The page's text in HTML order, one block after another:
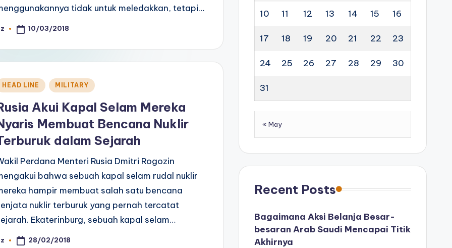
tidak untuk meledakkan, tetapi…
10/03/2018
HEAD LINE MILITARY
Akui Kapal Selam Mereka
Membuat Bencana Nuklir
dalam Sejarah
Perdana Menteri Rusia Dmitri Rogozin
bahwa sebuah kapal selam rudal nuklir
hampir membuat salah satu bencana
nuklir terburuk yang pernah tercatat
Ekaterinburg, sebuah kapal selam…
28/02/2018
10 11 12 13 14 15 16
17 18 19 20 21 22 23
24 25 26 27 28 29 30
31
« May
Recent Posts
Bagaimana Aksi Belanja Besar-
besaran Arab Saudi Mencapai Titik
Akhirnya